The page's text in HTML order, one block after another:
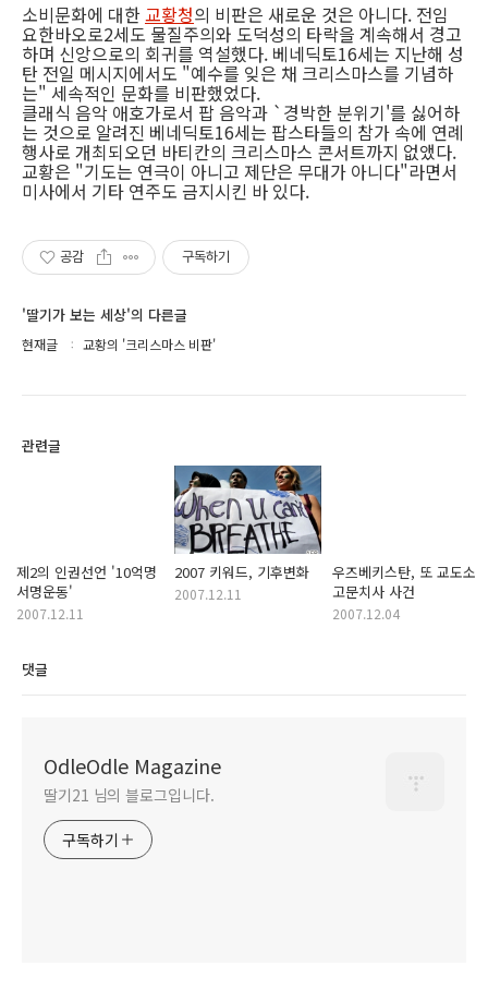
소비문화에 대한교황청의 비판은 새로운 것은 아니다. 전임
요한바오로2세도 물질주의와 도덕성의 타락을 계속해서 경고
하며 신앙으로의 회귀를 역설했다. 베네딕토16세는 지난해 성
탄 전일 메시지에서도 "예수를 잊은 채 크리스마스를 기념하
는" 세속적인 문화를 비판했었다.
클래식 음악 애호가로서 팝 음악과 `경박한 분위기'를 싫어하
는 것으로 알려진 베네딕토16세는 팝스타들의 참가 속에 연례
행사로 개최되오던 바티칸의 크리스마스 콘서트까지 없앴다.
교황은 "기도는 연극이 아니고 제단은 무대가 아니다"라면서
미사에서 기타 연주도 금지시킨 바 있다.
공감 구독하기
'딸기가 보는 세상'의 다른글
현재글 교황의 '크리스마스 비판'
관련글
제2의 인권선언 '10억명
서명운동'
2007.12.11
2007 키워드, 기후변화
2007.12.11
우즈베키스탄, 또 교도소
고문치사 사건
2007.12.04
댓글
OdleOdle Magazine
딸기21 님의 블로그입니다.
구독하기